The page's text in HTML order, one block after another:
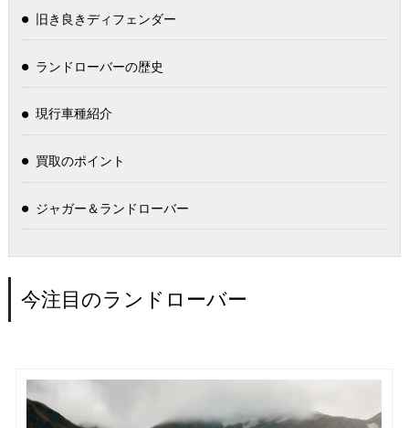
旧き良きディフェンダー
ランドローバーの歴史
現行車種紹介
買取のポイント
ジャガー＆ランドローバー
今注目のランドローバー